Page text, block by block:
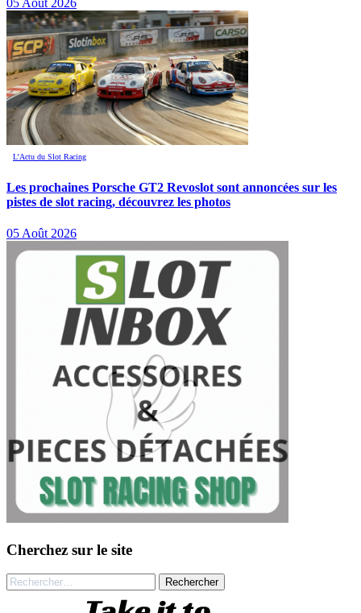
05 Août 2026
L’Actu du Slot Racing
Les prochaines Porsche GT2 Revoslot sont annoncées sur les
pistes de slot racing, découvrez les photos
05 Août 2026
Cherchez sur le site
Rechercher :